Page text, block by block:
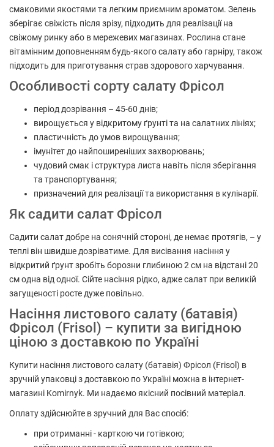
смаковими якостями та легким приємним ароматом. Зелень
зберігає свіжість після зрізу, підходить для реалізації на
свіжому ринку або в мережевих магазинах. Рослина стане
вітамінним доповненням будь-якого салату або гарніру, також
підходить для приготування страв здорового харчування.
Особливості сорту салату Фрісол
період дозрівання – 45-60 днів;
вирощується у відкритому ґрунті та на салатних лініях;
пластичність до умов вирощування;
імунітет до найпоширеніших захворювань;
чудовий смак і структура листа навіть після зберігання
та транспортування;
призначений для реалізації та використання в кулінарії.
Як садити салат Фрісол
Садити салат добре на сонячній стороні, де немає протягів, – у
теплі він швидше дозріватиме. Для висівання насіння у
відкритий ґрунт зробіть борозни глибиною 2 см на відстані 20
см одна від одної. Сійте насіння рідко, адже салат при великій
загущеності росте дуже повільно.
Насіння листового салату (батавія)
Фрісол (Frisol) – купити за вигідною
ціною з доставкою по Україні
Купити насіння листового салату (батавія) Фрісол (Frisol) в
зручній упаковці з доставкою по Україні можна в інтернет-
магазині Komirnyk. Ми надаємо якісний посівний матеріал.
Оплату здійснюйте в зручний для Вас спосіб:
при отриманні - карткою чи готівкою;